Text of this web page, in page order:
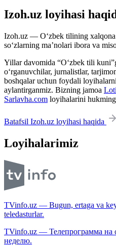
Izoh.uz loyihasi
Izoh.uz — O‘zbek tilining
so‘zlarning ma’nolari ibora va
Yillar davomida “O‘zbek tili
o‘rganuvchilar, jurnalistlar,
boshqalar uchun foydali
aylantirganmiz. Bizning jamoa
Sarlavha.com loyihalarini
Batafsil Izoh.uz loyihasi haqida
Loyihalarimiz
TVinfo.uz — Bugun, ertaga va
teledasturlar.
TVinfo.uz — Телепрограмма на
неделю.